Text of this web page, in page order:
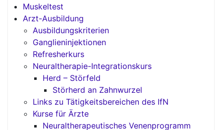
Muskeltest
Arzt-Ausbildung
Ausbildungskriterien
Ganglieninjektionen
Refresherkurs
Neuraltherapie-Integrationskurs
Herd – Störfeld
Störherd an Zahnwurzel
Links zu Tätigkeitsbereichen des IfN
Kurse für Ärzte
Neuraltherapeutisches Venenprogramm